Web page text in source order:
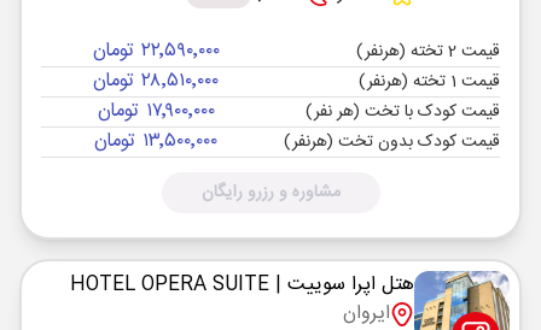
قیمت 2 تخته (هرنفر) ۲۲٬۵۹۰٬۰۰۰ تومان
قیمت 1 تخته (هرنفر) ۲۸٬۵۱۰٬۰۰۰ تومان
قیمت کودک با تخت (هر نفر) ۱۷٬۹۰۰٬۰۰۰ تومان
قیمت کودک بدون تخت (هرنفر) ۱۳٬۵۰۰٬۰۰۰ تومان
مشاوره و رزرو رایگان
هتل اپرا سوییت | HOTEL OPERA SUITE
ایروان